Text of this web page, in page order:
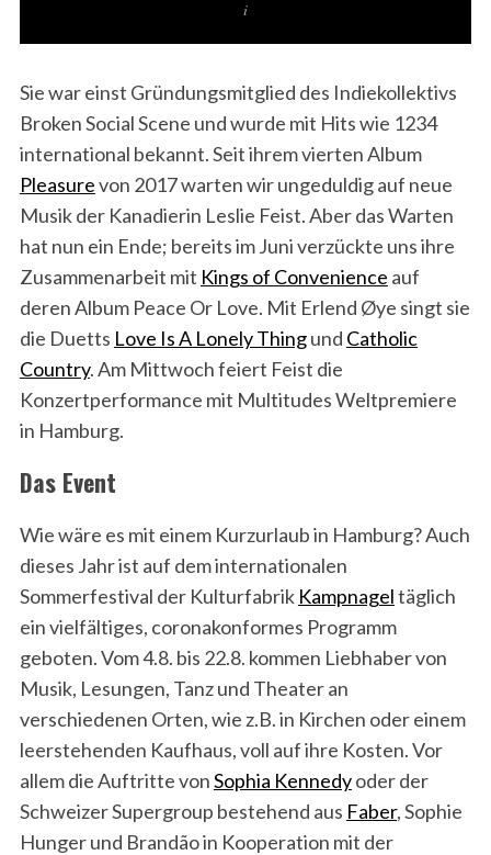
Sie war einst Gründungsmitglied des Indiekollektivs
Broken Social Scene und wurde mit Hits wie 1234
international bekannt. Seit ihrem vierten Album
Pleasurevon 2017 warten wir ungeduldig auf neue
Musik der Kanadierin Leslie Feist. Aber das Warten
hat nun ein Ende; bereits im Juni verzückte uns ihre
Zusammenarbeit mit Kings of Convenience auf
deren Album Peace Or Love. Mit Erlend Øye singt sie
die Duetts Love Is A Lonely Thingund Catholic
Country. Am Mittwoch feiert Feist die
Konzertperformance mit Multitudes Weltpremiere
in Hamburg.
Das Event
Wie wäre es mit einem Kurzurlaub in Hamburg? Auch
dieses Jahr ist auf dem internationalen
Sommerfestival der Kulturfabrik Kampnageltäglich
ein vielfältiges, coronakonformes Programm
geboten. Vom 4.8. bis 22.8. kommen Liebhaber von
Musik, Lesungen, Tanz und Theater an
verschiedenen Orten, wie z.B. in Kirchen oder einem
leerstehenden Kaufhaus, voll auf ihre Kosten. Vor
allem die Auftritte vonSophia Kennedyoder der
Schweizer Supergroup bestehend aus Faber, Sophie
Hunger und Brandão in Kooperation mit der